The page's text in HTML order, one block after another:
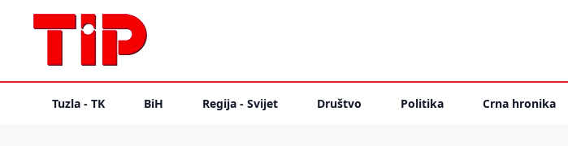
Tuzla - TK BiH Regija - Svijet Društvo Politika Crna hronika